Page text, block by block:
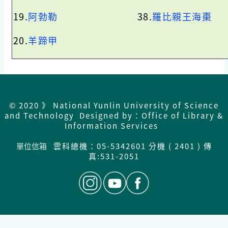
19.阿勃勒
20.羊蹄甲
38.羅比親王海棗
© 2020 》 National Yunlin University of Science
and Technology Designed by：Office of Library &
Information Services
單位信箱
雲科總機：05-5342601 分機 ( 2401 ) 傳
真:531-2051